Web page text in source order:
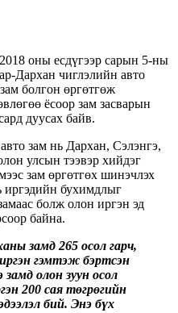
оны есдүгээр сарын 5-ны
Дархан чиглэлийн авто
болгон өргөтгөж
ёсоор зам засварын
дуусах байв.
зам нь Дархан, Сэлэнгэ,
улсын тээвэр хийдэг
зам өргөтгөх шинэчлэх
иргэдийн бухимдлыг
болж олон иргэн эд
байна.
замд 265 осол гарч,
гэмтэж бэртсэн
замд олон зуун осол
200 сая төгрөгийн
бий. Энэ бүх